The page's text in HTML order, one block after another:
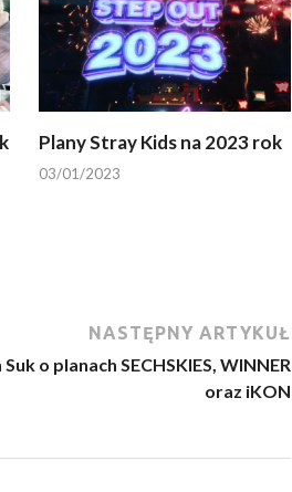
Plany Stray Kids na 2023 rok
03/01/2023
NASTĘPNY ARTYKUŁ
o planach SECHSKIES, WINNER
oraz iKON